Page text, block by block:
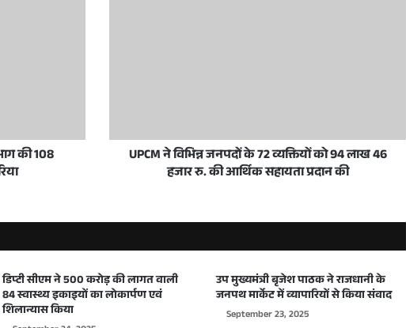
सुशासन और राष्ट्र निर्माण के स्वर्णिम वर्ष- केशव प्रसाद मौर्य
की 108
UPCM ने विभिन्न जनपदों के 72 व्यक्तियों को 94 लाख 46
हजार रु. की आर्थिक सहायता प्रदान की
डिप्टी सीएम ने 500 करोड़ की लागत वाली
84 स्वास्थ्य इकाइयों का लोकार्पण एवं
शिलान्यास किया
उप मुख्यमंत्री बृजेश पाठक ने राजधानी के
जनपथ मार्केट में व्यापारियों से किया संवाद
September 23, 2025